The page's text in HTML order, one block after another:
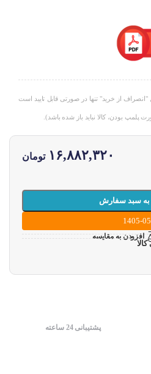
از خرید" تنها در صورتی قابل تایید است
پلمپ بودن، کالا نباید باز شده باشد).
۱۶,۸۸۲,۳۲۰ تومان
به سبد سفارش
افزودن به مقایسه
پشتیبانی 24 ساعته